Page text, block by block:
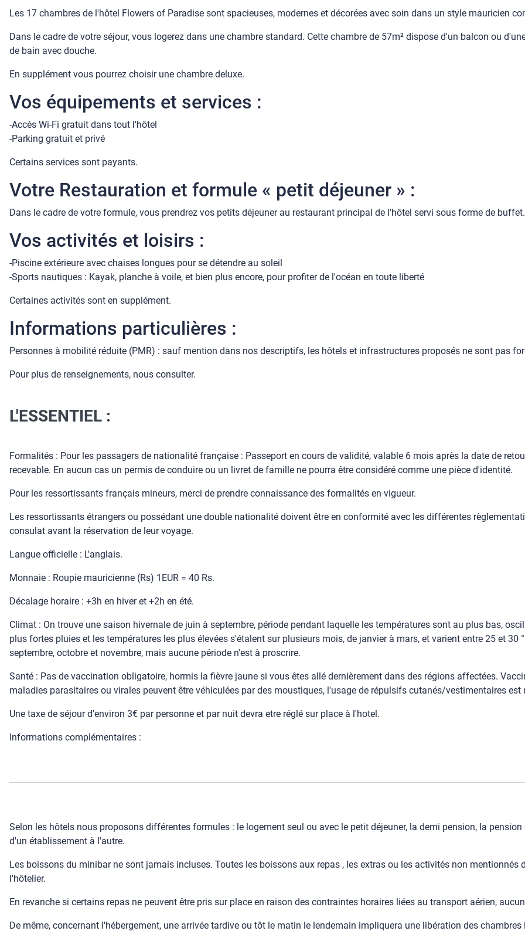
Les 17 chambres de l'hôtel Flowers of Paradise sont spacieuses, modernes et décorées avec soin dans un style mauricien
Dans le cadre de votre séjour, vous logerez dans une chambre standard. Cette chambre de 57m² dispose d'un balcon ou
de bain avec douche.
En supplément vous pourrez choisir une chambre deluxe.
Vos équipements et services :
-Accès Wi-Fi gratuit dans tout l'hôtel
-Parking gratuit et privé
Certains services sont payants.
Votre Restauration et formule « petit déjeuner » :
Dans le cadre de votre formule, vous prendrez vos petits déjeuner au restaurant principal de l'hôtel servi sous forme de buffet.
Vos activités et loisirs :
-Piscine extérieure avec chaises longues pour se détendre au soleil
-Sports nautiques : Kayak, planche à voile, et bien plus encore, pour profiter de l'océan en toute liberté
Certaines activités sont en supplément.
Informations particulières :
Personnes à mobilité réduite (PMR) : sauf mention dans nos descriptifs, les hôtels et infrastructures proposés ne sont pas
Pour plus de renseignements, nous consulter.
L'ESSENTIEL :
Formalités : Pour les passagers de nationalité française : Passeport en cours de validité, valable 6 mois après la date de
recevable. En aucun cas un permis de conduire ou un livret de famille ne pourra être considéré comme une pièce d'identité.
Pour les ressortissants français mineurs, merci de prendre connaissance des formalités en vigueur.
Les ressortissants étrangers ou possédant une double nationalité doivent être en conformité avec les différentes
consulat avant la réservation de leur voyage.
Langue officielle : L'anglais.
Monnaie : Roupie mauricienne (Rs) 1EUR = 40 Rs.
Décalage horaire : +3h en hiver et +2h en été.
Climat : On trouve une saison hivernale de juin à septembre, période pendant laquelle les températures sont au plus bas,
plus fortes pluies et les températures les plus élevées s'étalent sur plusieurs mois, de janvier à mars, et varient entre 25 et 30
septembre, octobre et novembre, mais aucune période n'est à proscrire.
Santé : Pas de vaccination obligatoire, hormis la fièvre jaune si vous êtes allé dernièrement dans des régions affectées.
maladies parasitaires ou virales peuvent être véhiculées par des moustiques, l'usage de répulsifs cutanés/vestimentaires est
Une taxe de séjour d'environ 3€ par personne et par nuit devra etre réglé sur place à l'hotel.
Informations complémentaires :
Selon les hôtels nous proposons différentes formules : le logement seul ou avec le petit déjeuner, la demi pension, la
d'un établissement à l'autre.
Les boissons du minibar ne sont jamais incluses. Toutes les boissons aux repas , les extras ou les activités non
l'hôtelier.
En revanche si certains repas ne peuvent être pris sur place en raison des contraintes horaires liées au transport aérien,
De même, concernant l'hébergement, une arrivée tardive ou tôt le matin le lendemain impliquera une libération des